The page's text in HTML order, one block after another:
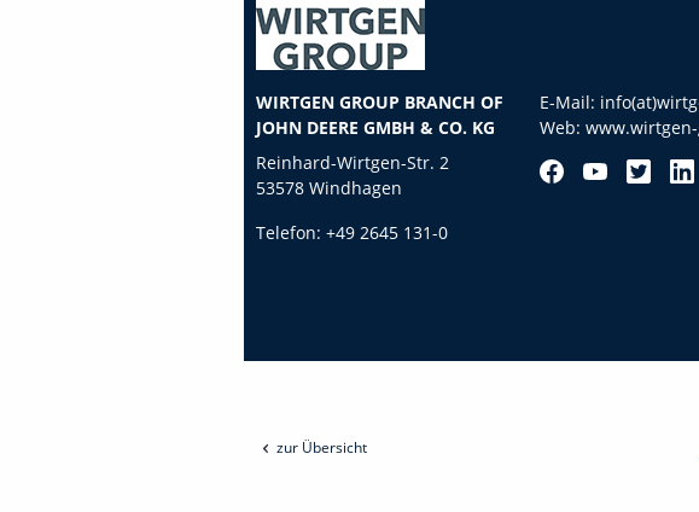
WIRTGEN GROUP BRANCH OF
JOHN DEERE GMBH & CO. KG
Reinhard-Wirtgen-Str. 2
53578 Windhagen
Telefon: +49 2645 131-0
E-Mail:
Web:
zur Übersicht